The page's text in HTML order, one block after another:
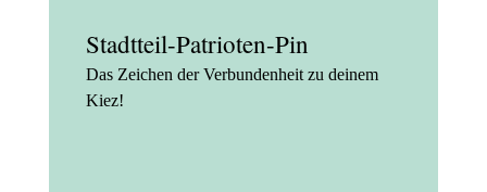
Stadtteil-Patrioten-Pin
Das Zeichen der Verbundenheit zu deinem
Kiez!